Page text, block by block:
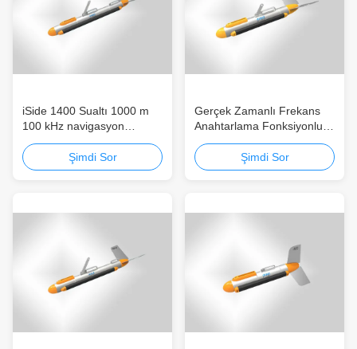
iSide 1400 Sualtı 1000 m
100 kHz navigasyon
Yandan Tarama Sonnar
kompakt dönüştürücü
tasarımı
Şimdi Sor
Gerçek Zamanlı Frekans
Anahtarlama Fonksiyonlu
400Khz Gerçek Zamanlı
Frekans Anahtarlamalı Yan
Tarama Sonnar
Şimdi Sor